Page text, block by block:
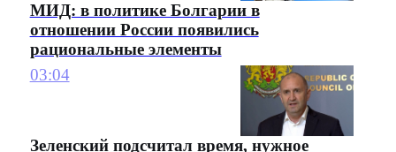
МИД: в политике Болгарии в
отношении России появились
рациональные элементы
03:04
Зеленский подсчитал время, нужное